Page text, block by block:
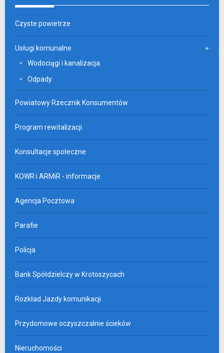
Czyste powietrze
Usługi komunalne
Wodociągi i kanalizacja
Odpady
Powiatowy Rzecznik Konsumentów
Program rewitalizacji
Konsultacje społeczne
KOWR i ARMiR - informacje
Agencja Pocztowa
Parafie
Policja
Bank Spółdzielczy w Krotoszycach
Rozkład Jazdy komunikacji
Przydomowe oczyszczalnie ścieków
Nieruchomości